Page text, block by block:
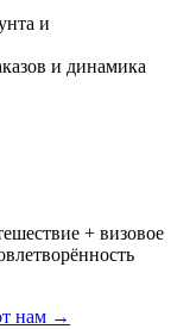
и
и динамика
+ визовое
нам →